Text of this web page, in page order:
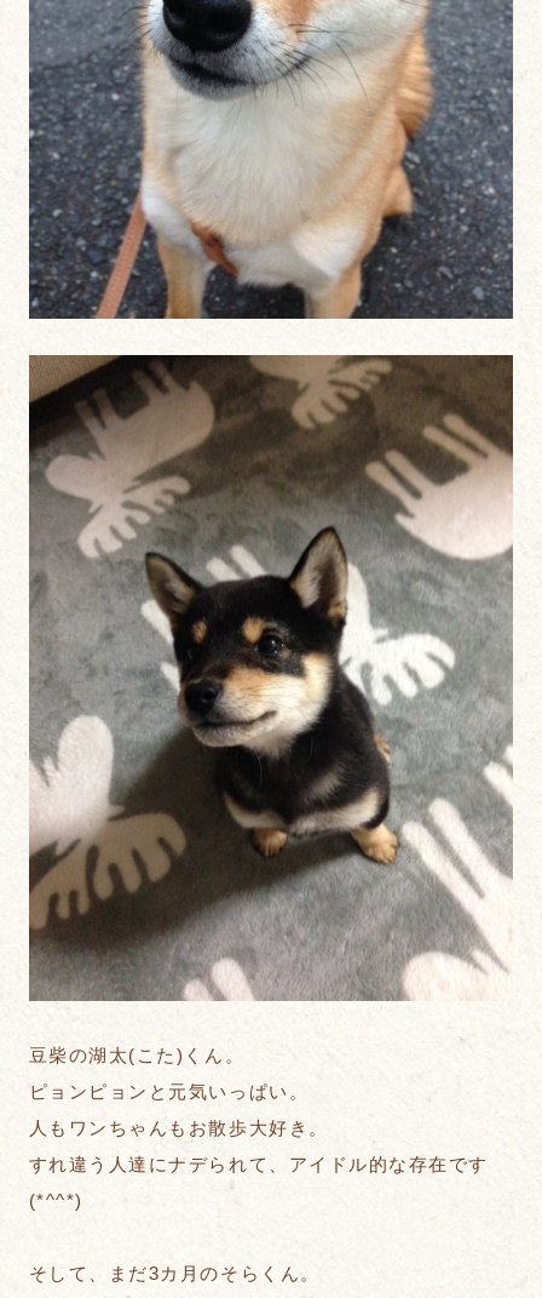
豆柴の湖太(こた)くん。
ピョンピョンと元気いっぱい。
人もワンちゃんもお散歩大好き。
すれ違う人達にナデられて、アイドル的な存在です
(*^^*)
そして、まだ3カ月のそらくん。